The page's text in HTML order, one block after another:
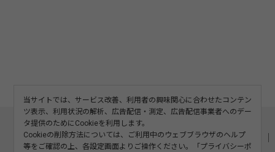
このサイトについて 利用規約
記事の二次利用について
プライバシーポリシー
お問い合わせ
当サイトでは、サービス改善、利用者の興味関心に合わせたコンテン
ツ表示、利用状況の解析、広告配信・測定、広告配信事業者へのデー
タ提供のためにCookieを利用します。
Cookieの削除方法については、ご利用中のウェブブラウザのヘルプ
等をご確認の上、各設定画面よりご操作ください。「プライバシーポ